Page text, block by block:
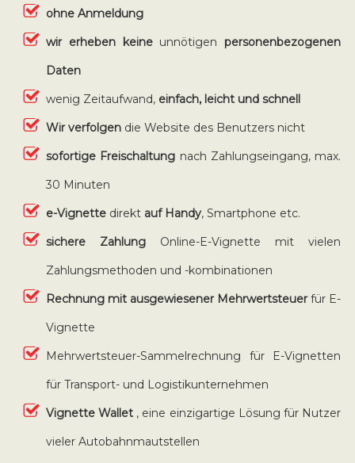
ohne Anmeldung
wir erheben keine unnötigenpersonenbezogenen
Daten
wenig Zeitaufwand, einfach, leicht und schnell
Wir verfolgen die Website des Benutzers nicht
sofortige Freischaltung nach Zahlungseingang, max.
30 Minuten
e-Vignettedirekt auf Handy, Smartphone etc.
sichere Zahlung Online-E-Vignette mit vielen
Zahlungsmethoden und -kombinationen
Rechnung mit ausgewiesener Mehrwertsteuerfür E-
Vignette
Mehrwertsteuer-Sammelrechnung für E-Vignetten
für Transport- und Logistikunternehmen
Vignette Wallet , eine einzigartige Lösung für Nutzer
vieler Autobahnmautstellen